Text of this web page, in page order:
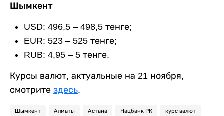
Шымкент
USD: 496,5 – 498,5 тенге;
EUR: 523 – 525 тенге;
RUB: 4,95 – 5 тенге.
Курсы валют, актуальные на 21 ноября,
смотрите здесь.
Шымкент Алматы Астана Нацбанк РК курс валют